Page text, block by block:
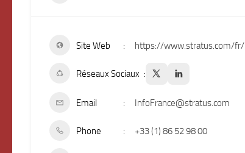
Site Web https://www.stratus.com/fr/
Réseaux Sociaux
Email InfoFrance@stratus.com
Phone +33 (1) 86 52 98 00